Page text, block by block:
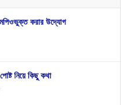
করার উদ্যোগ
নিয়ে কিছু কথা